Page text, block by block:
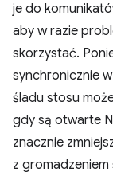
je do
aby w razie
skorzystać.
synchronicznie
śladu stosu
gdy są otwarte
znacznie
z